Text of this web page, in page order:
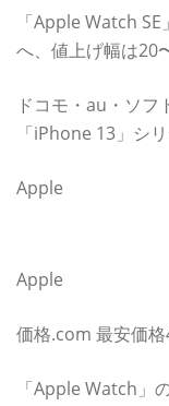
「Apple Watch
へ、値上げ幅は20
ドコモ・au・ソ
「iPhone 13」シ
Apple
Apple
価格.com 最安価
「Apple Watch」